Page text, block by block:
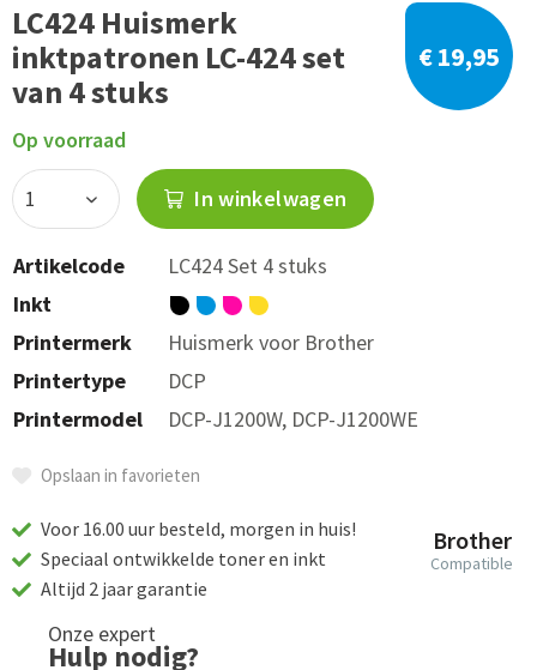
LC424 Huismerk
inktpatronen LC-424 set
van 4 stuks
€ 19,95
Op voorraad
In winkelwagen
Artikelcode
LC424 Set 4 stuks
Inkt
Printermerk
Huismerk voor Brother
Printertype
DCP
Printermodel
DCP-J1200W, DCP-J1200WE
Opslaan in favorieten
Brother
Compatible
Voor 16.00 uur besteld, morgen in huis!
Speciaal ontwikkelde toner en inkt
Altijd 2 jaar garantie
Onze expert
Hulp nodig?